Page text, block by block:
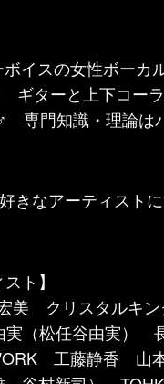
イスの女性ボーカ
ギターと上下コー
専門知識・理論
きなアーティスト
ト】
美 クリスタル
実（松任谷由実
工藤静香